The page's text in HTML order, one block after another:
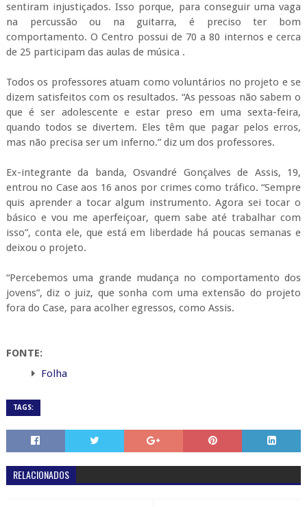
sentiram injustiçados. Isso porque, para conseguir uma vaga
na percussão ou na guitarra, é preciso ter bom
comportamento. O Centro possui de 70 a 80 internos e cerca
de 25 participam das aulas de música .
Todos os professores atuam como voluntários no projeto e se
dizem satisfeitos com os resultados. “As pessoas não sabem o
que é ser adolescente e estar preso em uma sexta-feira,
quando todos se divertem. Eles têm que pagar pelos erros,
mas não precisa ser um inferno.” diz um dos professores.
Ex-integrante da banda, Osvandré Gonçalves de Assis, 19,
entrou no Case aos 16 anos por crimes como tráfico. “Sempre
quis aprender a tocar algum instrumento. Agora sei tocar o
básico e vou me aperfeiçoar, quem sabe até trabalhar com
isso”, conta ele, que está em liberdade há poucas semanas e
deixou o projeto.
“Percebemos uma grande mudança no comportamento dos
jovens”, diz o juiz, que sonha com uma extensão do projeto
fora do Case, para acolher egressos, como Assis.
FONTE:
Folha
TAGS:
RELACIONADOS